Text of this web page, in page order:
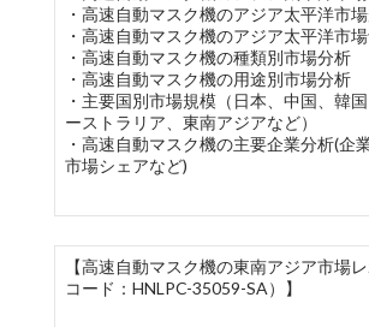
・高速自動マスク機のアジア太平洋市
・高速自動マスク機のアジア太平洋市
・高速自動マスク機の種類別市場分析
・高速自動マスク機の用途別市場分析
・主要国別市場規模（日本、中国、韓
ーストラリア、東南アジアなど）
・高速自動マスク機の主要企業分析(企
市場シェアなど)
【高速自動マスク機の東南アジア市場
コード：HNLPC-35059-SA）】